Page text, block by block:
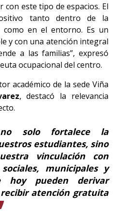
con este tipo de espacios. El
tanto dentro de la
como en el entorno. Es un
y con una atención integral
a las familias”, expresó
ocupacional del centro.
académico de la sede Viña
, destacó la relevancia
solo fortalece la
estudiantes, sino
vinculación con
sociales, municipales y
hoy pueden derivar
atención gratuita